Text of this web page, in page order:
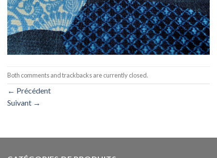
Both comments and trackbacks are currently closed.
← Précédent
Suivant →